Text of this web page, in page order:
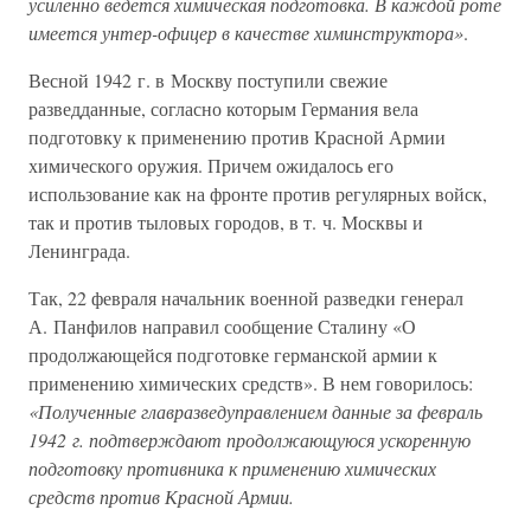
имеется унтер-офицер в качестве химинструктора».
Весной 1942 г. в Москву поступили свежие
разведданные, согласно которым Германия вела
подготовку к применению против Красной Армии
химического оружия. Причем ожидалось его
использование как на фронте против регулярных войск,
так и против тыловых городов, в т. ч. Москвы и
Ленинграда.
Так, 22 февраля начальник военной разведки генерал
А. Панфилов направил сообщение Сталину «О
продолжающейся подготовке германской армии к
применению химических средств». В нем говорилось:
«Полученные главразведуправлением данные за февраль
1942 г. подтверждают продолжающуюся ускоренную
подготовку противника к применению химических
средств против Красной Армии.